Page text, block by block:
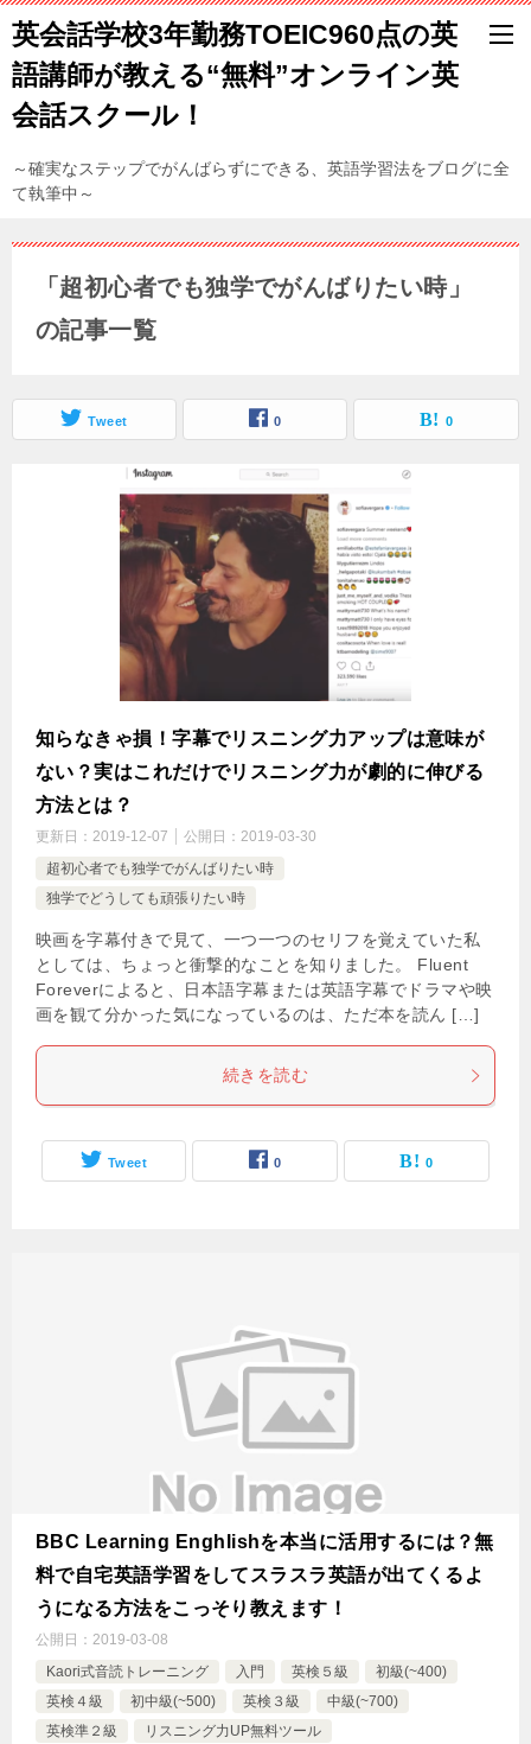
英会話学校3年勤務TOEIC960点の英
語講師が教える“無料”オンライン英
会話スクール！
～確実なステップでがんばらずにできる、英語学習法をブログに全
て執筆中～
「超初心者でも独学でがんばりたい時」
の記事一覧
Tweet 0 0
知らなきゃ損！字幕でリスニング力アップは意味が
ない？実はこれだけでリスニング力が劇的に伸びる
方法とは？
更新日： 2019-12-07 公開日： 2019-03-30
超初心者でも独学でがんばりたい時
独学でどうしても頑張りたい時
映画を字幕付きで見て、一つ一つのセリフを覚えていた私
としては、ちょっと衝撃的なことを知りました。 Fluent
Foreverによると、日本語字幕または英語字幕でドラマや映
画を観て分かった気になっているのは、ただ本を読ん […]
続きを読む
Tweet 0 0
BBC Learning Enghlishを本当に活用するには？無
料で自宅英語学習をしてスラスラ英語が出てくるよ
うになる方法をこっそり教えます！
公開日： 2019-03-08
Kaori式音読トレーニング
入門 英検５級
初級(~400)
英検４級
初中級(~500) 英検３級
中級(~700)
英検準２級
リスニング力UP無料ツール